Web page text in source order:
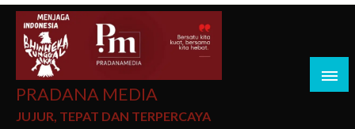
PRADANA MEDIA
JUJUR, TEPAT DAN TERPERCAYA